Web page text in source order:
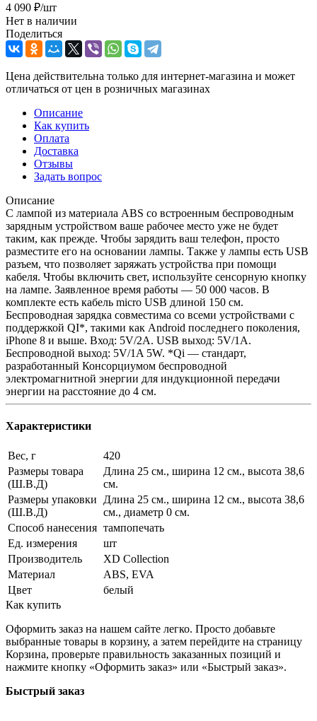
4 090 ₽/шт
Нет в наличии
Поделиться
Цена действительна только для интернет-магазина и может
отличаться от цен в розничных магазинах
Описание
Как купить
Оплата
Доставка
Отзывы
Задать вопрос
Описание
С лампой из материала ABS со встроенным беспроводным
зарядным устройством ваше рабочее место уже не будет
таким, как прежде. Чтобы зарядить ваш телефон, просто
разместите его на основании лампы. Также у лампы есть USB
разъем, что позволяет заряжать устройства при помощи
кабеля. Чтобы включить свет, используйте сенсорную кнопку
на лампе. Заявленное время работы — 50 000 часов. В
комплекте есть кабель micro USB длиной 150 см.
Беспроводная зарядка совместима со всеми устройствами с
поддержкой QI*, такими как Android последнего поколения,
iPhone 8 и выше. Вход: 5V/2A. USB выход: 5V/1A.
Беспроводной выход: 5V/1A 5W. *Qi — стандарт,
разработанный Консорциумом беспроводной
электромагнитной энергии для индукционной передачи
энергии на расстояние до 4 см.
Характеристики
Вес, г
420
Размеры товара
(Ш.В.Д)
Длина 25 см., ширина 12 см., высота 38,6
см.
Размеры упаковки
(Ш.В.Д)
Длина 25 см., ширина 12 см., высота 38,6
см., диаметр 0 см.
Способ нанесения тампопечать
Ед. измерения
шт
Производитель
XD Collection
Материал
ABS, EVA
Цвет
белый
Как купить
Оформить заказ на нашем сайте легко. Просто добавьте
выбранные товары в корзину, а затем перейдите на страницу
Корзина, проверьте правильность заказанных позиций и
нажмите кнопку «Оформить заказ» или «Быстрый заказ».
Быстрый заказ